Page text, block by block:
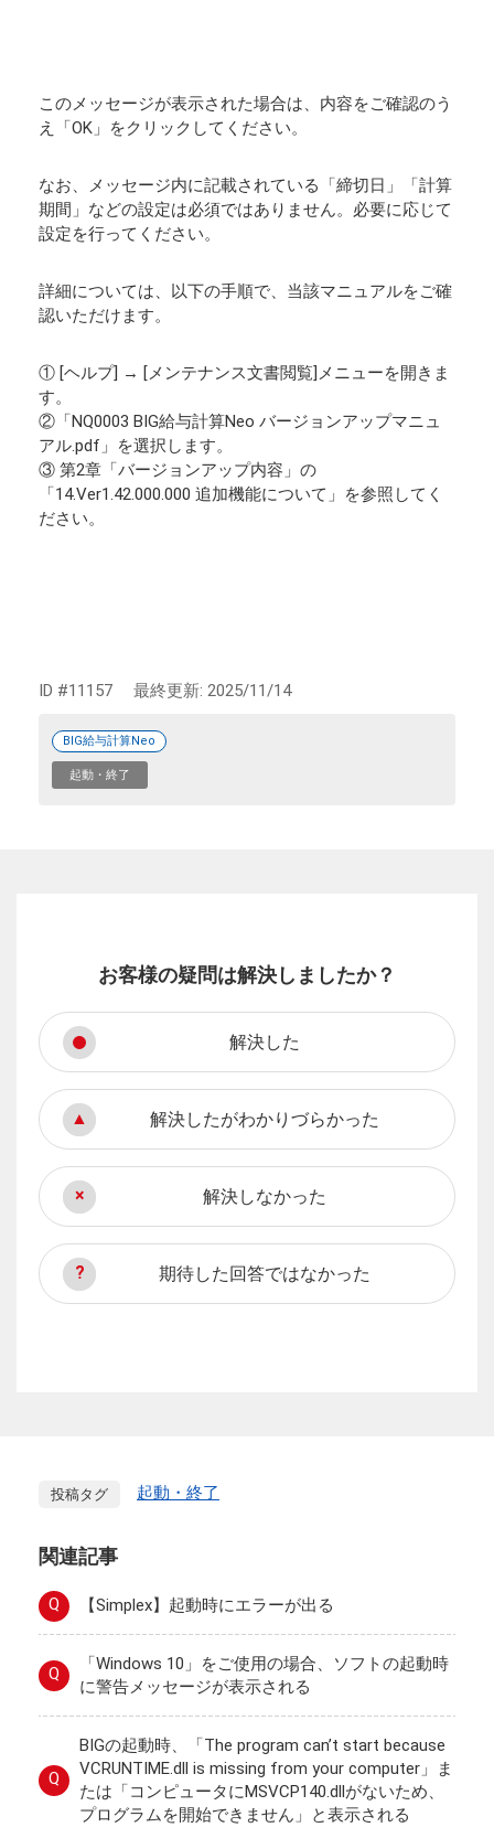
このメッセージが表示された場合は、内容をご確認のう
え「OK」をクリックしてください。
なお、メッセージ内に記載されている「締切日」「計算
期間」などの設定は必須ではありません。必要に応じて
設定を行ってください。
詳細については、以下の手順で、当該マニュアルをご確
認いただけます。
① [ヘルプ] → [メンテナンス文書閲覧]メニューを開きま
す。
②「NQ0003 BIG給与計算Neo バージョンアップマニュ
アル.pdf」を選択します。
③ 第2章「バージョンアップ内容」の
「14.Ver1.42.000.000 追加機能について」を参照してく
ださい。
ID #11157 最終更新: 2025/11/14
BIG給与計算Neo
起動・終了
お客様の疑問は解決しましたか？
解決した
解決したがわかりづらかった
解決しなかった
期待した回答ではなかった
投稿タグ 起動・終了
関連記事
Q 【Simplex】起動時にエラーが出る
Q
「Windows 10」をご使用の場合、ソフトの起動時
に警告メッセージが表示される
Q
BIGの起動時、「The program can’t start because
VCRUNTIME.dll is missing from your computer」ま
たは「コンピュータにMSVCP140.dllがないため、
プログラムを開始できません」と表示される